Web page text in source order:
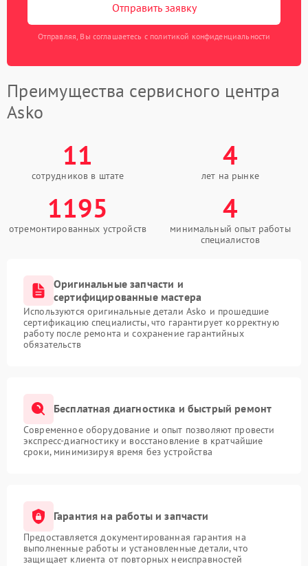
Отправить заявку
Отправляя, Вы соглашаетесь с политикой конфиденциальности
Преимущества сервисного центра
Asko
11
сотрудников в штате
4
лет на рынке
1195
отремонтированных устройств
4
минимальный опыт работы
специалистов
Оригинальные запчасти и
сертифицированные мастера
Используются оригинальные детали Asko и прошедшие
сертификацию специалисты, что гарантирует корректную
работу после ремонта и сохранение гарантийных
обязательств
Бесплатная диагностика и быстрый ремонт
Современное оборудование и опыт позволяют провести
экспресс-диагностику и восстановление в кратчайшие
сроки, минимизируя время без устройства
Гарантия на работы и запчасти
Предоставляется документированная гарантия на
выполненные работы и установленные детали, что
защищает клиента от повторных неисправностей